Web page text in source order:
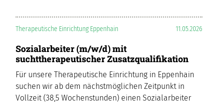
11.05.2026
Therapeutische Einrichtung Eppenhain
Sozialarbeiter (m/w/d) mit
suchttherapeutischer Zusatzqualifikation
Für unsere Therapeutische Einrichtung in Eppenhain
suchen wir ab dem nächstmöglichen Zeitpunkt in
Vollzeit (38,5 Wochenstunden) einen Sozialarbeiter